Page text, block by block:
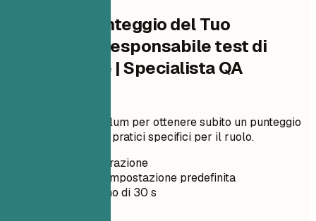
Verifica il Punteggio del Tuo
Curriculum Responsabile test di
automazione | Specialista QA
Carica il tuo curriculum per ottenere subito un punteggio
ATS e miglioramenti pratici specifici per il ruolo.
Senza registrazione
Privato per impostazione predefinita
Di solito meno di 30 s